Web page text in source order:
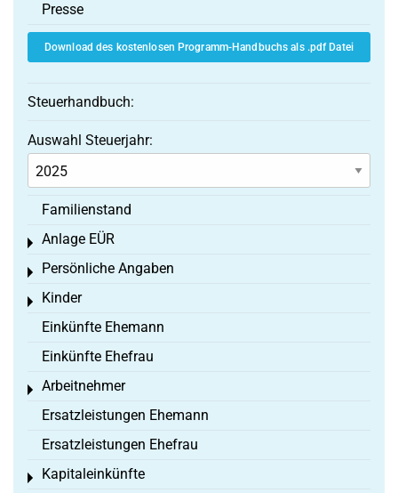
Presse
Download des kostenlosen Programm-Handbuchs als .pdf Datei
Steuerhandbuch:
Auswahl Steuerjahr:
Familienstand
Anlage EÜR
Toggle menu
Persönliche Angaben
Toggle menu
Kinder
Toggle menu
Einkünfte Ehemann
Einkünfte Ehefrau
Arbeitnehmer
Toggle menu
Ersatzleistungen Ehemann
Ersatzleistungen Ehefrau
Kapitaleinkünfte
Toggle menu